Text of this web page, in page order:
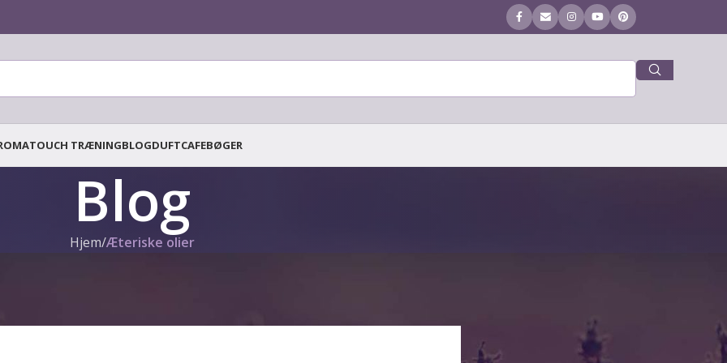
TRÆNINGBLOGDUFTCAFEBØGER
Blog
Hjem/Æteriske olier